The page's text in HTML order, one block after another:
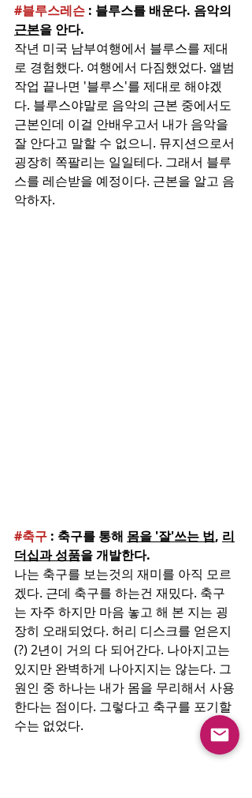
#블루스레슨 : 블루스를 배운다. 음악의
근본을 안다.
작년 미국 남부여행에서 블루스를 제대
로 경험했다. 여행에서 다짐했었다. 앨범
작업 끝나면 '블루스'를 제대로 해야겠
다. 블루스야말로 음악의 근본 중에서도
근본인데 이걸 안배우고서 내가 음악을
잘 안다고 말할 수 없으니. 뮤지션으로서
굉장히 쪽팔리는 일일테다. 그래서 블루
스를 레슨받을 예정이다. 근본을 알고 음
악하자.
#축구 : 축구를 통해 몸을 '잘'쓰는 법, 리
더십과 성품을 개발한다.
나는 축구를 보는것의 재미를 아직 모르
겠다. 근데 축구를 하는건 재밌다. 축구
는 자주 하지만 마음 놓고 해 본 지는 굉
장히 오래되었다. 허리 디스크를 얻은지
(?) 2년이 거의 다 되어간다. 나아지고는
있지만 완벽하게 나아지지는 않는다. 그
원인 중 하나는 내가 몸을 무리해서 사용
한다는 점이다. 그렇다고 축구를 포기할
수는 없었다.